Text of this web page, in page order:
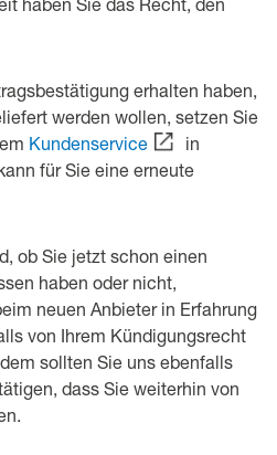
erhalten haben,
werden wollen, setzen Sie
Kundenservice
in
für Sie eine erneute
ob Sie jetzt schon einen
haben oder nicht,
neuen Anbieter in Erfahrung
von Ihrem Kündigungsrecht
sollten Sie uns ebenfalls
dass Sie weiterhin von